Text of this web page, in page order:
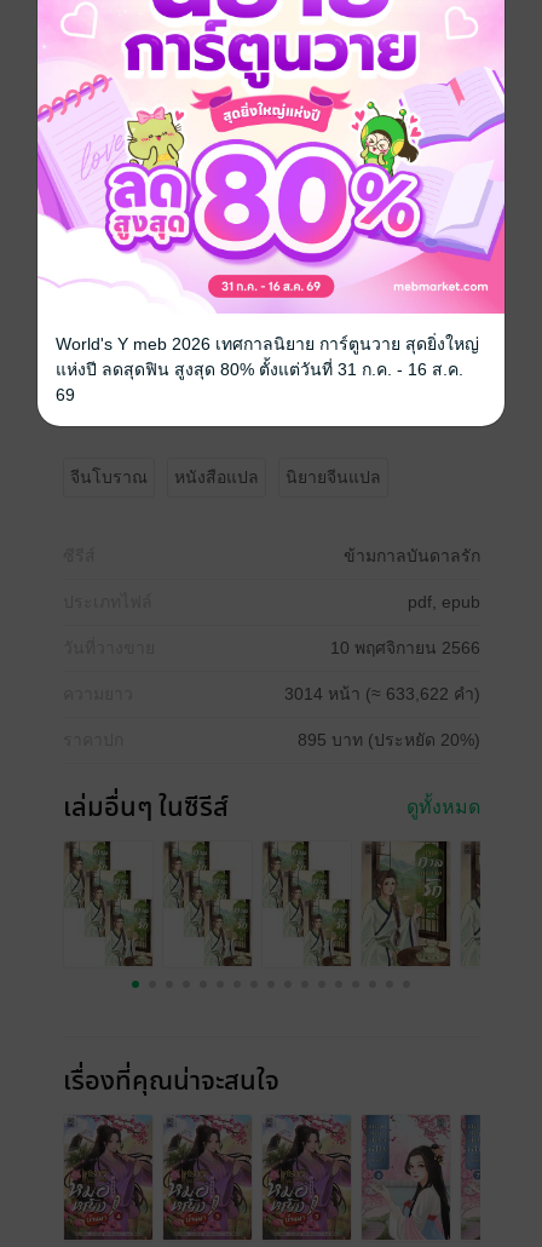
สามารถของนางแล้วนั่นมันก็ไม่ใช่ปัญหาหนักอะไรนัก
ปัญหาก็คือ...
นางมีคู่หมั้นแล้ว และคู่หมั้นของนางก็เป็นเด็กตัวกะเปี๊ยก
หน้าตามอมแมมเนี่ยน่ะหรือ!?
…
“น้องหญิง เด็กผู้ชายคนนั้นก็คือสามีในอนาคตของเจ้า” เมิ่ง
เสียนพี่ชายคนโตชี้ไปที่เด็กผู้ชายเสื้อผ้าสกปรกมอมแมมไม่
ไกลออกไป เชี่ยนโยวได้ฟังแล้วพลันรู้สึกเหมือนโดน
สายฟ้าฟาด
“น้องหญิง สามีในอนาคตของเจ้าถูกคนทำร้าย!” เมิ่งฉีพี่
ชายคนรองทะยานเข้ามาจากประตูใหญ่อย่างร้อนรน ร้อง
ตะโกนบอกเมิ่งเชี่ยนโยว เส้นประสาทที่หน้าผากเมิ่งเชี่ยน
“ท่านพี่ สามีในอนาคตของพี่...” คำพูดของเมิ่งเจี๋ยน้องชาย
คนเล็กยังไม่ทันจบก็ถูกเมิ่งเชี่ยนโยวตัดบทขึ้น “ไปบอกท่าน
พ่อกับท่านแม่ สามีในอนาคตของข้า พวกเราจะเลี้ยงดู
จีนโบราณ หนังสือแปล นิยายจีนแปล
ข้ามกาลบันดาลรัก
pdf, epub
10 พฤศจิกายน 2566
3014 หน้า (≈ 633,622 คำ)
895 บาท (ประหยัด 20%)
เล่มอื่นๆ ในซีรีส์ ดูทั้งหมด
เรื่องที่คุณน่าจะสนใจ
World's Y meb 2026 เทศกาลนิยาย การ์ตูนวาย สุดยิ่งใหญ่
แห่งปี ลดสุดฟิน สูงสุด 80% ตั้งแต่วันที่ 31 ก.ค. - 16 ส.ค.
69